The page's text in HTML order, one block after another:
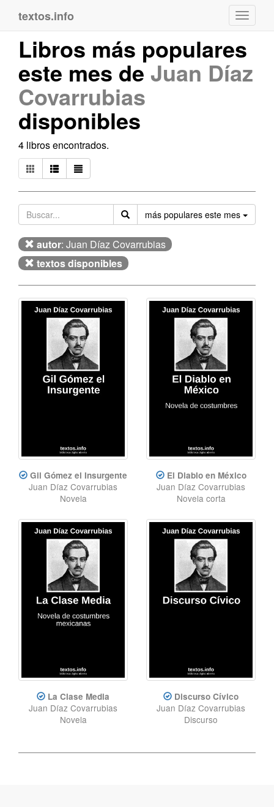
textos.info
Libros más populares
este mes deJuan Díaz
Covarrubias
disponibles
4 libros encontrados.
más populares este mes
autor: Juan Díaz Covarrubias
textos disponibles
Gil Gómez el Insurgente
Juan Díaz Covarrubias
Novela
El Diablo en México
Juan Díaz Covarrubias
Novela corta
La Clase Media
Juan Díaz Covarrubias
Novela
Discurso Cívico
Juan Díaz Covarrubias
Discurso